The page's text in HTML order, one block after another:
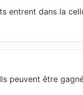
entrent dans la
peuvent être